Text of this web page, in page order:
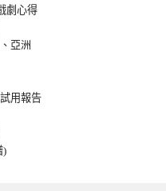
劇心得
亞洲
用報告
)